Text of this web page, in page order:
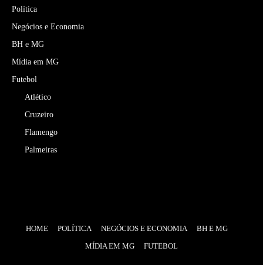
Política
Negócios e Economia
BH e MG
Mídia em MG
Futebol
Atlético
Cruzeiro
Flamengo
Palmeiras
HOME POLÍTICA NEGÓCIOS E ECONOMIA
BH E MG
MÍDIA EM MG
FUTEBOL